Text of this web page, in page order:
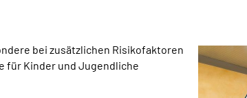
bei zusätzlichen Risikofaktoren
für Kinder und Jugendliche